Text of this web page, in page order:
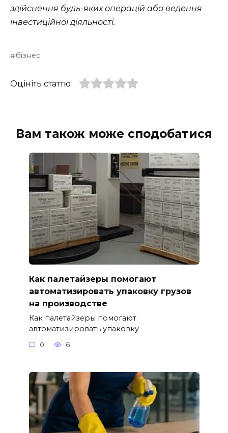
здійснення будь-яких операцій або ведення
інвестиційної діяльності.
бізнес
Оцініть статтю
Вам також може сподобатися
Как палетайзеры помогают
автоматизировать упаковку грузов
на производстве
Как палетайзеры помогают
автоматизировать упаковку
0 6